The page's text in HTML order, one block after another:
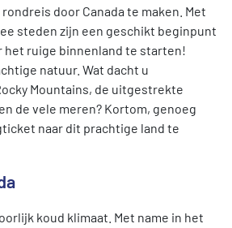
door Canada te maken. Met
steden zijn een geschikt beginpunt
het ruige binnenland te starten!
natuur. Wat dacht u
Mountains, de uitgestrekte
de vele meren? Kortom, genoeg
naar dit prachtige land te
koud klimaat. Met name in het